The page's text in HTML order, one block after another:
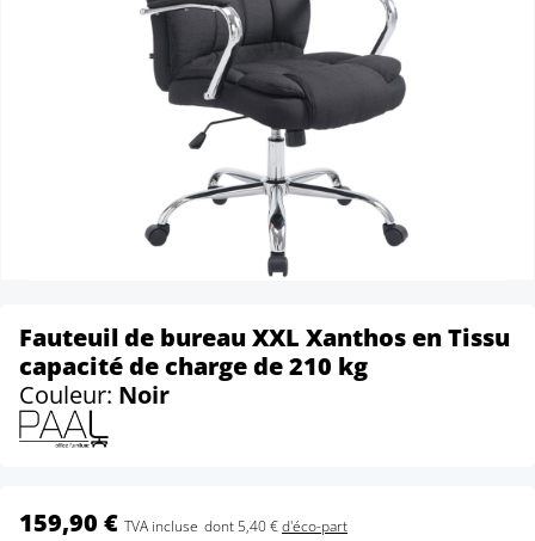
Fauteuil de bureau XXL Xanthos en Tissu
capacité de charge de 210 kg
Couleur: Noir
159,90 € TVA incluse dont 5,40 €d'éco-part